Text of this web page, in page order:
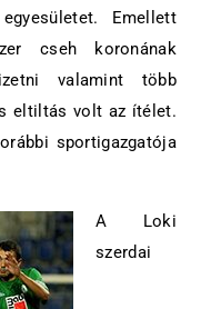
Emellett
cseh koronának
valamint több
eltiltás volt az ítélet.
sportigazgatója
A Loki
szerdai